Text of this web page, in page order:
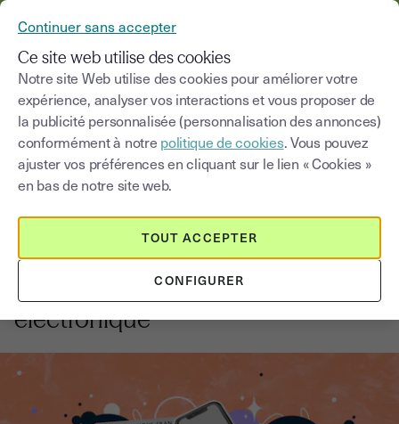
Blog
Choisir une catégorie Saisissez un terme
Ce qu’il faut savoir sur les normes
ETSI pour la signature
électronique
Continuer sans accepter
Ce site web utilise des cookies
Notre site Web utilise des cookies pour améliorer votre
expérience, analyser vos interactions et vous proposer de
la publicité personnalisée (personnalisation des annonces)
conformément à notre politique de cookies. Vous pouvez
ajuster vos préférences en cliquant sur le lien « Cookies »
en bas de notre site web.
CONFIGURER
TOUT ACCEPTER